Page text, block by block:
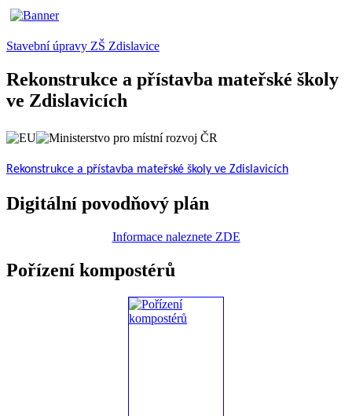
Stavební úpravy ZŠ Zdislavice
Rekonstrukce a přístavba mateřské školy
ve Zdislavicích
Rekonstrukce a přístavba mateřské školy ve Zdislavicích
Digitální povodňový plán
Informace naleznete ZDE
Pořízení kompostérů